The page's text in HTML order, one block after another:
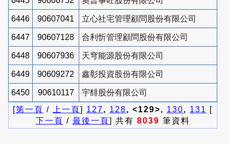
6446 90607041 立心社宅管理顧問股份有限公司
6447 90607128 合利忻管理顧問股份有限公司
6448 90607936 天穹能源股份有限公司
6449 90609272 鑫彰投資股份有限公司
6450 90610117
宇馡股份有限公司
[第一頁 / 上一頁] 127, 128, <129>, 130, 131
[
下一頁 / 最後一頁] 共有 8039 筆資料